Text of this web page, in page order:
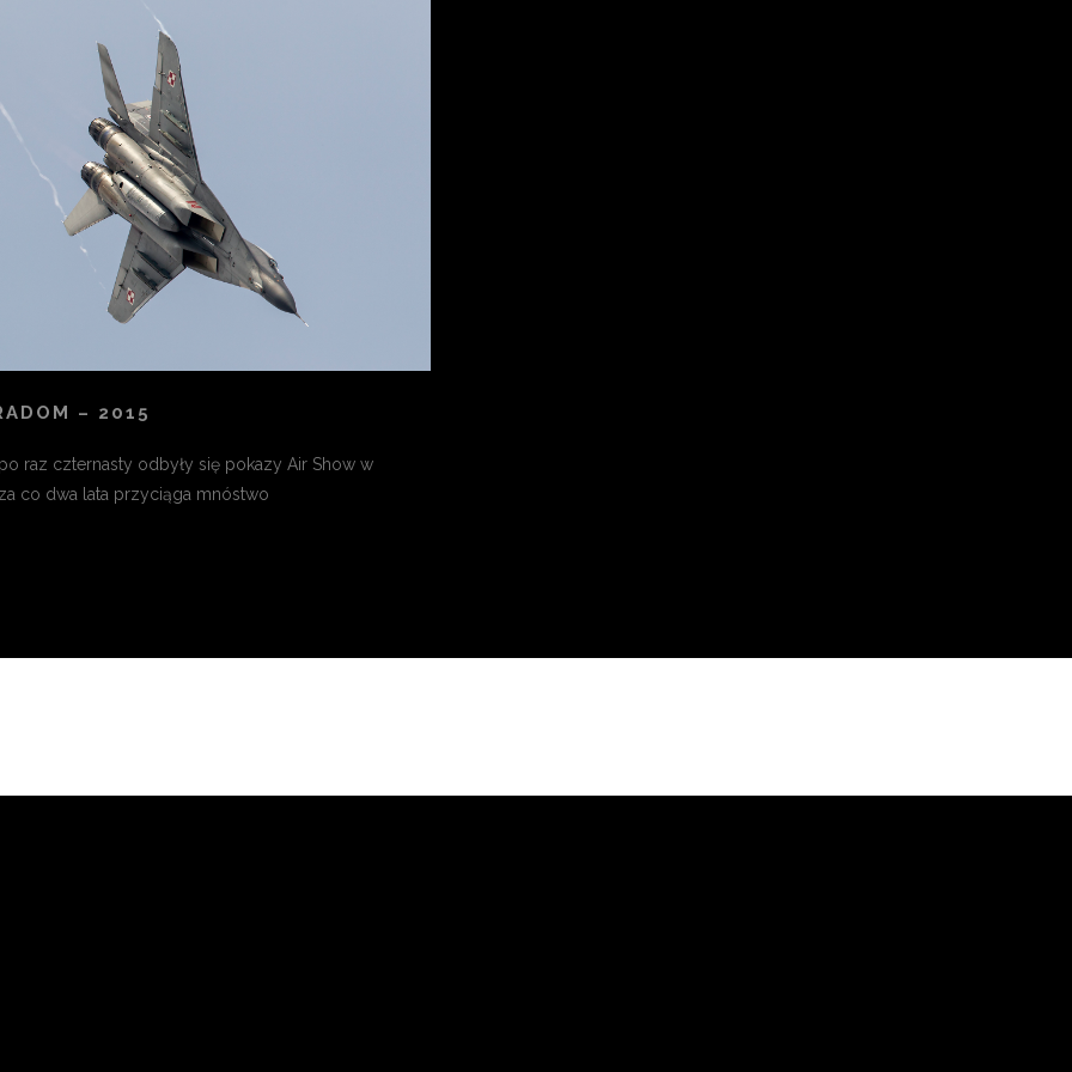
– 2015
raz czternasty odbyły się pokazy Air Show w
co dwa lata przyciąga mnóstwo